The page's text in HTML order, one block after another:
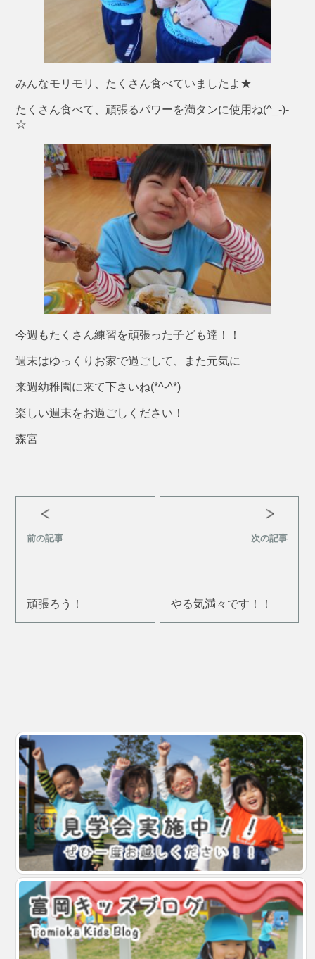
みんなモリモリ、たくさん食べていましたよ★
たくさん食べて、頑張るパワーを満タンに使用ね(^_-)-
☆
今週もたくさん練習を頑張った子ども達！！
週末はゆっくりお家で過ごして、また元気に
来週幼稚園に来て下さいね(*^-^*)
楽しい週末をお過ごしください！
森宮
前の記事
頑張ろう！
次の記事
やる気満々です！！